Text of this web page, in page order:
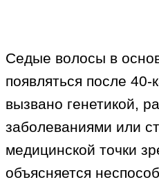
Седые волосы в
появляться после
вызвано генетикой,
заболеваниями или
медицинской точки
объясняется